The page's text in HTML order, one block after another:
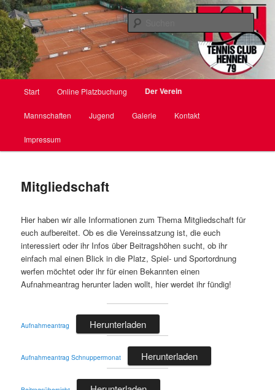
Zum
primären
Inhalt
springenTC Hennen e. V.
Start Online Platzbuchung Der Verein
Mannschaften Jugend Galerie Kontakt
Impressum
Mitgliedschaft
Hier haben wir alle Informationen zum Thema Mitgliedschaft für
euch aufbereitet. Ob es die Vereinssatzung ist, die euch
interessiert oder ihr Infos über Beitragshöhen sucht, ob ihr
einfach mal einen Blick in die Platz, Spiel- und Sportordnung
werfen möchtet oder ihr für einen Bekannten einen
Aufnahmeantrag herunter laden wollt, hier werdet ihr fündig!
Aufnahmeantrag Herunterladen
Aufnahmeantrag Schnuppermonat Herunterladen